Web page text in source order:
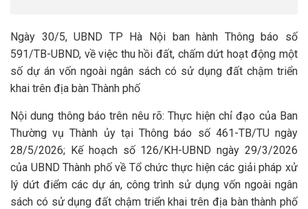
Ngày 30/5, UBND TP Hà Nội ban hành Thông báo số
591/TB-UBND, về việc thu hồi đất, chấm dứt hoạt động một
số dự án vốn ngoài ngân sách có sử dụng đất chậm triển
khai trên địa bàn Thành phố
Nội dung thông báo trên nêu rõ: Thực hiện chỉ đạo của Ban
Thường vụ Thành ủy tại Thông báo số 461-TB/TU ngày
28/5/2026; Kế hoạch số 126/KH-UBND ngày 29/3/2026
của UBND Thành phố về Tổ chức thực hiện các giải pháp xử
lý dứt điểm các dự án, công trình sử dụng vốn ngoài ngân
sách có sử dụng đất chậm triển khai trên địa bàn thành phố